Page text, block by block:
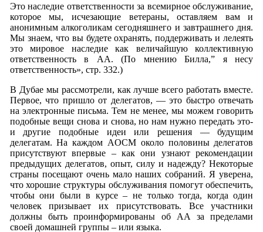
Это наследие ответственности за всемирное обслуживание,
которое мы, исчезающие ветераны, оставляем вам и
анонимным алкоголикам сегодняшнего и завтрашнего дня.
Мы знаем, что вы будете охранять, поддерживать и лелеять
это мировое наследие как величайшую коллективную
ответственность в АА. (По мнению Билла,” я несу
ответственность», стр. 332.)
В Дубае мы рассмотрели, как лучше всего работать вместе.
Первое, что пришло от делегатов, — это быстро отвечать
на электронные письма. Тем не менее, мы можем говорить
подобные вещи снова и снова, но нам нужно передать это-
и другие подобные идеи или решения — будущим
делегатам. На каждом AOСM около половины делегатов
присутствуют впервые – как они узнают рекомендации
предыдущих делегатов, опыт, силу и надежду? Некоторые
страны посещают очень мало наших собраний. Я уверена,
что хорошие структуры обслуживания помогут обеспечить,
чтобы они были в курсе – не только тогда, когда один
человек призывает их присутствовать. Все участники
должны быть проинформированы об АА за пределами
своей домашней группы – или языка.